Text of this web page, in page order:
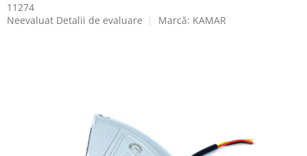
11274
Evaluarea
Neevaluat Detalii de evaluare Marcă: KAMAR